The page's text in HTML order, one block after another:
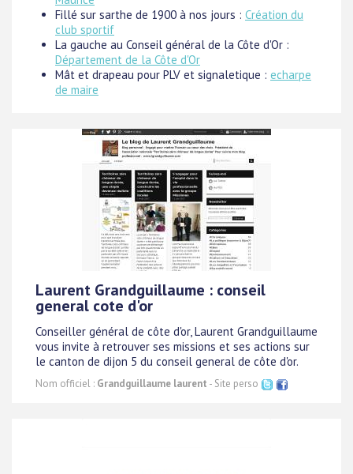
Fillé sur sarthe de 1900 à nos jours : Création du
club sportif
La gauche au Conseil général de la Côte d'Or :
Département de la Côte d'Or
Mât et drapeau pour PLV et signaletique : echarpe
de maire
Laurent Grandguillaume : conseil
general cote d'or
Conseiller général de côte d'or, Laurent Grandguillaume
vous invite à retrouver ses missions et ses actions sur
le canton de dijon 5 du conseil general de côte d'or.
Nom officiel : Grandguillaume laurent - Site perso